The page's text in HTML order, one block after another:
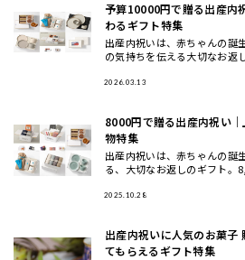
予算10000円で贈る出産内
わるギフト特集
出産内祝いは、赤ちゃんの誕
の気持ちを伝える大切なお返
お返し”
2026.03.13
8000円で贈る出産内祝い
物特集
出産内祝いは、赤ちゃんの誕
る、大切なお返しのギフト。
としてし
2025.10.28
出産内祝いに人気のお菓子
てもらえるギフト特集